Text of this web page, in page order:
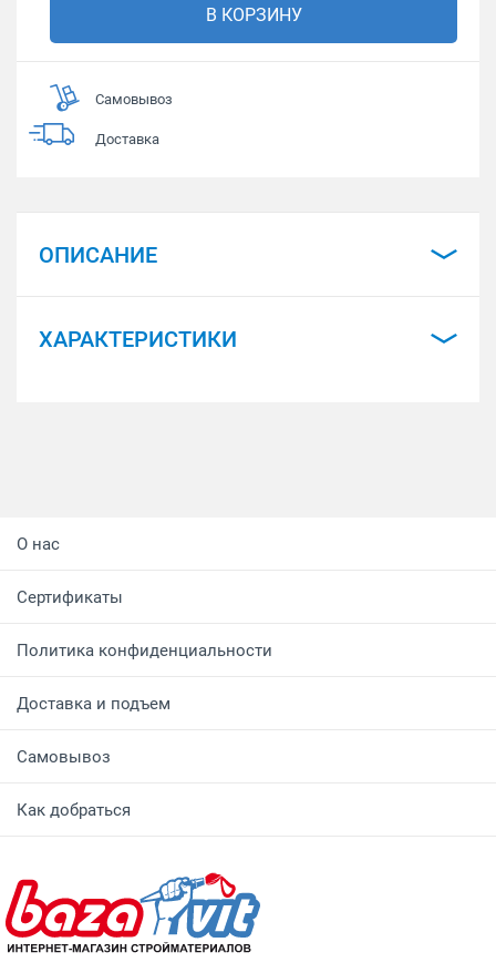
В КОРЗИНУ
Самовывоз
Доставка
ОПИСАНИЕ
ХАРАКТЕРИСТИКИ
О нас
Сертификаты
Политика конфиденциальности
Доставка и подъем
Самовывоз
Как добраться